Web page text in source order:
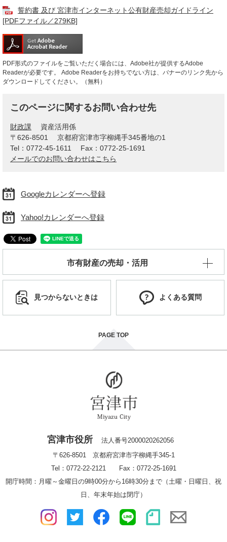
誓約書 及び 宮津市インターネット公有財産売却ガイドライン
[PDFファイル／279KB]
PDF形式のファイルをご覧いただく場合には、Adobe社が提供するAdobe
Readerが必要です。
Adobe Readerをお持ちでない方は、バナーのリンク先から
ダウンロードしてください。（無料）
このページに関するお問い合わせ先
財政課
資産活用係
〒626-8501
京都府宮津市字柳縄手345番地の1
Tel：0772-45-1611
Fax：0772-25-1691
メールでのお問い合わせはこちら
Googleカレンダーへ登録
Yahoo!カレンダーへ登録
市有財産の売却・活用
見つからないときは よくある質問
PAGE TOP
宮津市役所
法人番号2000020262056
〒626-8501 京都府宮津市字柳縄手345-1
Tel：0772-22-2121 Fax：0772-25-1691
開庁時間：月曜～金曜日の9時00分から16時30分まで（土曜・日曜日、祝
日、年末年始は閉庁）